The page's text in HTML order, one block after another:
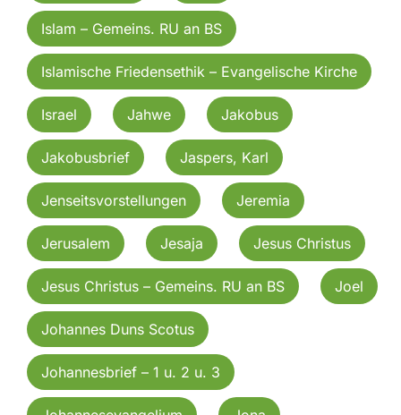
Islam – Gemeins. RU an BS
Islamische Friedensethik – Evangelische Kirche
Israel Jahwe Jakobus
Jakobusbrief Jaspers, Karl
Jenseitsvorstellungen Jeremia
Jerusalem Jesaja Jesus Christus
Jesus Christus – Gemeins. RU an BS Joel
Johannes Duns Scotus
Johannesbrief – 1 u. 2 u. 3